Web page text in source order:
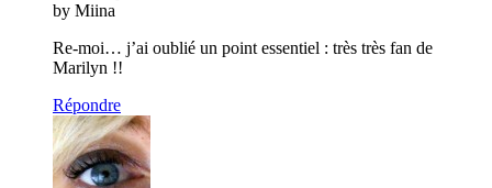
by Miina
Re-moi… j’ai oublié un point essentiel : très très fan de
Marilyn !!
Répondre